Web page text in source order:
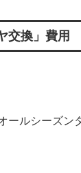
交換」費用
ールシーズン